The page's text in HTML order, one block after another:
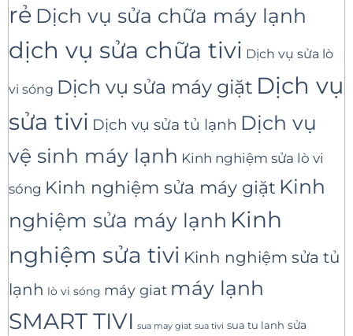
rẻ Dịch vụ sửa chữa máy lạnh
dịch vụ sửa chữa tivi Dịch vụ sửa lò
vi sóng Dịch vụ sửa máy giặt Dịch vụ
sửa tivi Dịch vụ sửa tủ lạnh Dịch vụ
vệ sinh máy lạnh Kinh nghiệm sửa lò vi
sóng Kinh nghiệm sửa máy giặt Kinh
nghiệm sửa máy lạnh Kinh
nghiệm sửa tivi Kinh nghiệm sửa tủ
lạnh lò vi sóng máy giat máy lạnh
SMART TIVI sua may giat sua tivi sua tu lanh sửa